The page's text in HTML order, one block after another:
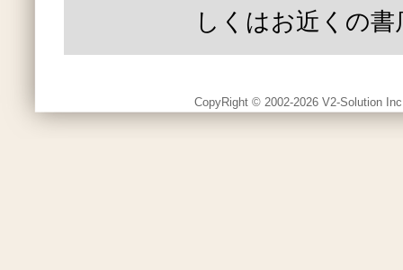
しくはお近くの書
CopyRight © 2002-2026 V2-Solution